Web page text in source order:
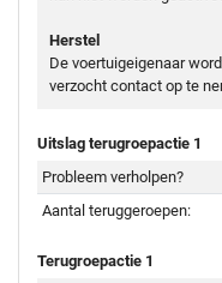
Herstel
De voertuigeigenaar
verzocht contact op te
Uitslag terugroepactie 1
Probleem verholpen?
Aantal teruggeroepen:
Terugroepactie 1